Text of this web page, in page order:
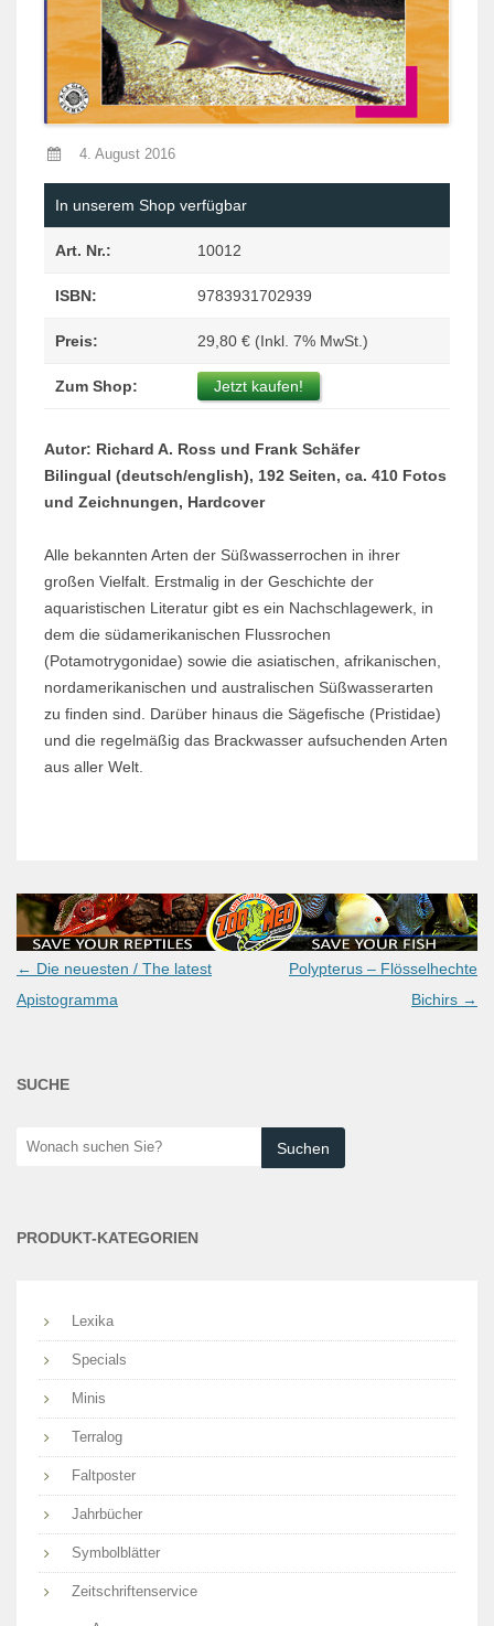
4. August 2016
In unserem Shop verfügbar
Art. Nr.: 10012
ISBN: 9783931702939
Preis: 29,80 € (Inkl. 7% MwSt.)
Zum Shop: Jetzt kaufen!
Autor: Richard A. Ross und Frank Schäfer
Bilingual (deutsch/english), 192 Seiten, ca. 410 Fotos
und Zeichnungen, Hardcover
Alle bekannten Arten der Süßwasserrochen in ihrer
großen Vielfalt. Erstmalig in der Geschichte der
aquaristischen Literatur gibt es ein Nachschlagewerk, in
dem die südamerikanischen Flussrochen
(Potamotrygonidae) sowie die asiatischen, afrikanischen,
nordamerikanischen und australischen Süßwasserarten
zu finden sind. Darüber hinaus die Sägefische (Pristidae)
und die regelmäßig das Brackwasser aufsuchenden Arten
aus aller Welt.
Post
navigation
← Die neuesten / The latest
Apistogramma
Polypterus – Flösselhechte
Bichirs →
SUCHE
Wonach
PRODUKT-KATEGORIEN
Lexika
Specials
Minis
Terralog
Faltposter
Jahrbücher
Symbolblätter
Zeitschriftenservice